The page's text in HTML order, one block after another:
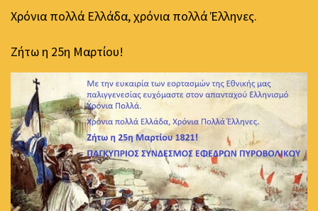
Χρόνια πολλά Ελλάδα, χρόνια πολλά Έλληνες.
Ζήτω η 25η Μαρτίου!